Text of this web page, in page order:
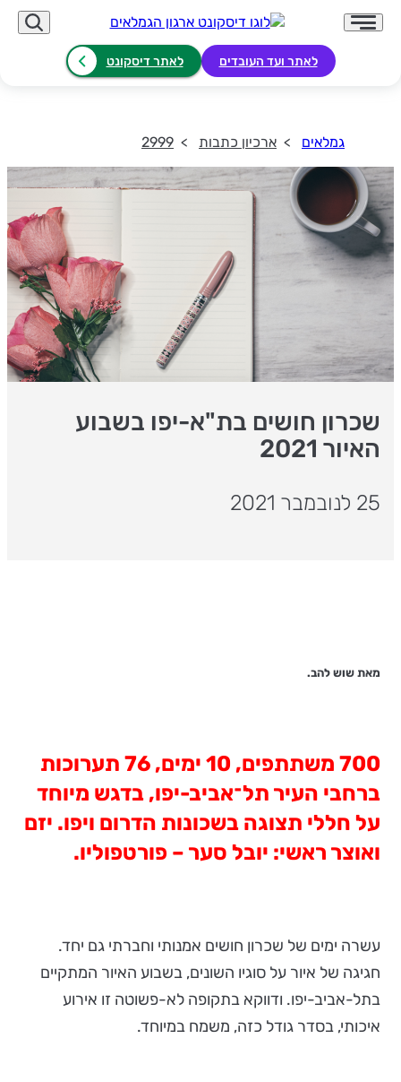
לאתר ועד העובדים לאתר דיסקונט
גמלאים ארכיון כתבות 2999
שכרון חושים בת"א-יפו בשבוע
האיור 2021
25 לנובמבר 2021
מאת שוש להב.
700 משתתפים, 10 ימים, 76 תערוכות
ברחבי העיר תל־אביב-יפו, בדגש מיוחד
על חללי תצוגה בשכונות הדרום ויפו. יזם
ואוצר ראשי: יובל סער – פורטפוליו.
עשרה ימים של שכרון חושים אמנותי וחברתי גם יחד.
חגיגה של איור על סוגיו השונים, בשבוע האיור המתקיים
בתל-אביב-יפו. ודווקא בתקופה לא-פשוטה זו אירוע
איכותי, בסדר גודל כזה, משמח במיוחד.